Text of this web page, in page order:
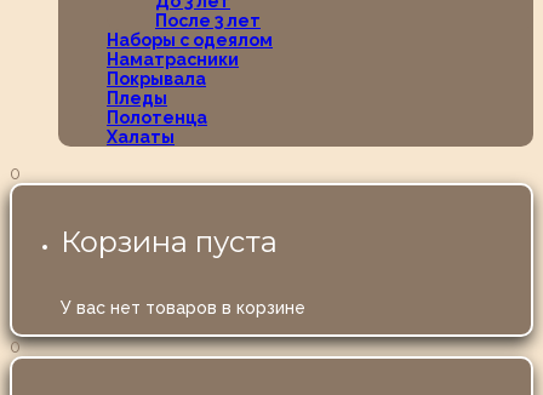
После 3 лет
Наборы с одеялом
Наматрасники
Покрывала
Пледы
Полотенца
Халаты
0
Корзина пуста
У вас нет товаров в корзине
0